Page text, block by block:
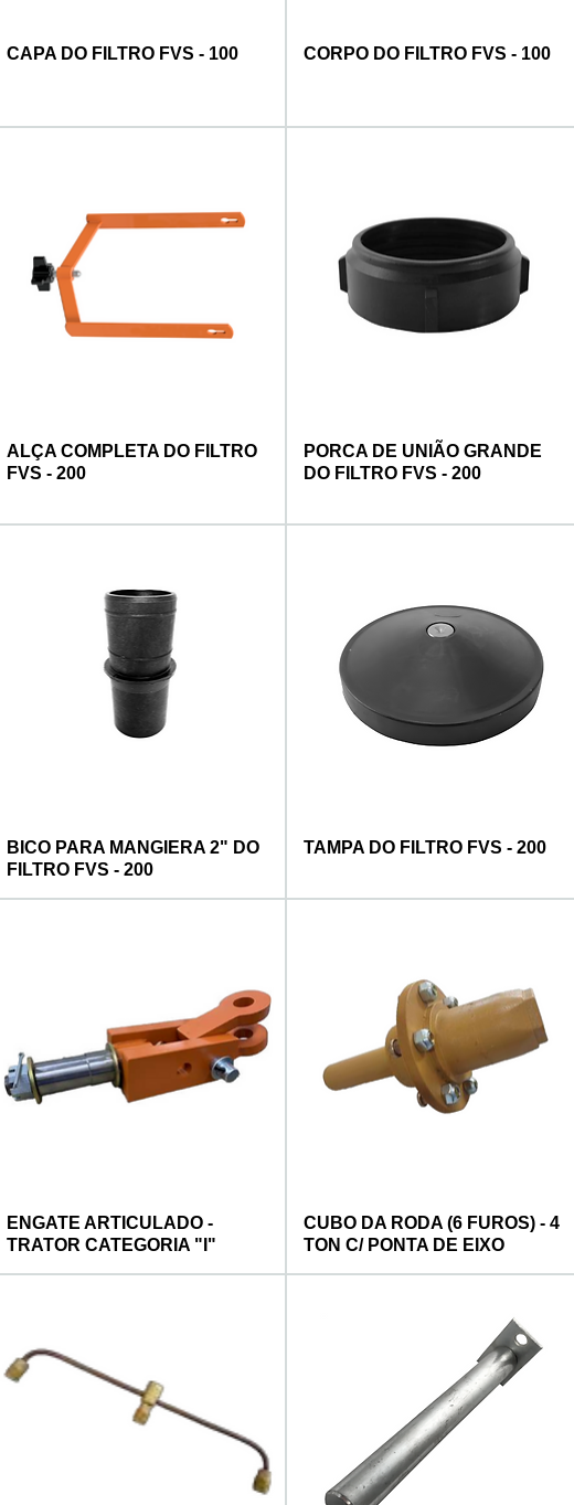
CAPA DO FILTRO FVS - 100 CORPO DO FILTRO FVS - 100
ALÇA COMPLETA DO FILTRO
FVS - 200
PORCA DE UNIÃO GRANDE
DO FILTRO FVS - 200
BICO PARA MANGIERA 2" DO
FILTRO FVS - 200
TAMPA DO FILTRO FVS - 200
ENGATE ARTICULADO -
TRATOR CATEGORIA "I"
CUBO DA RODA (6 FUROS) - 4
TON C/ PONTA DE EIXO